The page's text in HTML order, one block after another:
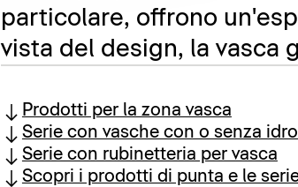
particolare, offrono
vista del design, la vasca
Prodotti per la zona vasca
Serie con vasche con o senza
Serie con rubinetteria per vasca
Scopri i prodotti di punta e le